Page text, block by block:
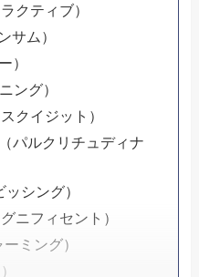
クティブ）
サム）
）
ング）
クイジット）
パルクリチュディナ
シング）
ニフィセント）
ミング）